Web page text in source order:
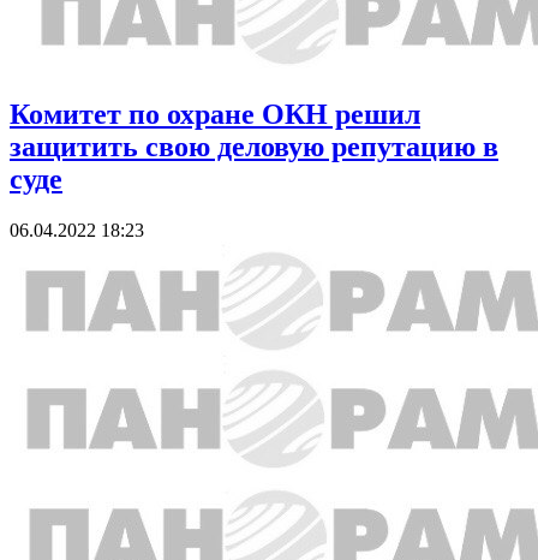
Комитет по охране ОКН решил
защитить свою деловую репутацию в
суде
06.04.2022 18:23